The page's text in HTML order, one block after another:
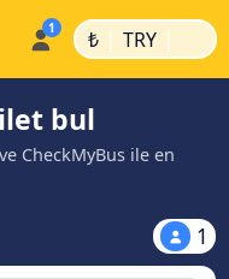
₺ | TRY |
bul
CheckMyBus ile en
1